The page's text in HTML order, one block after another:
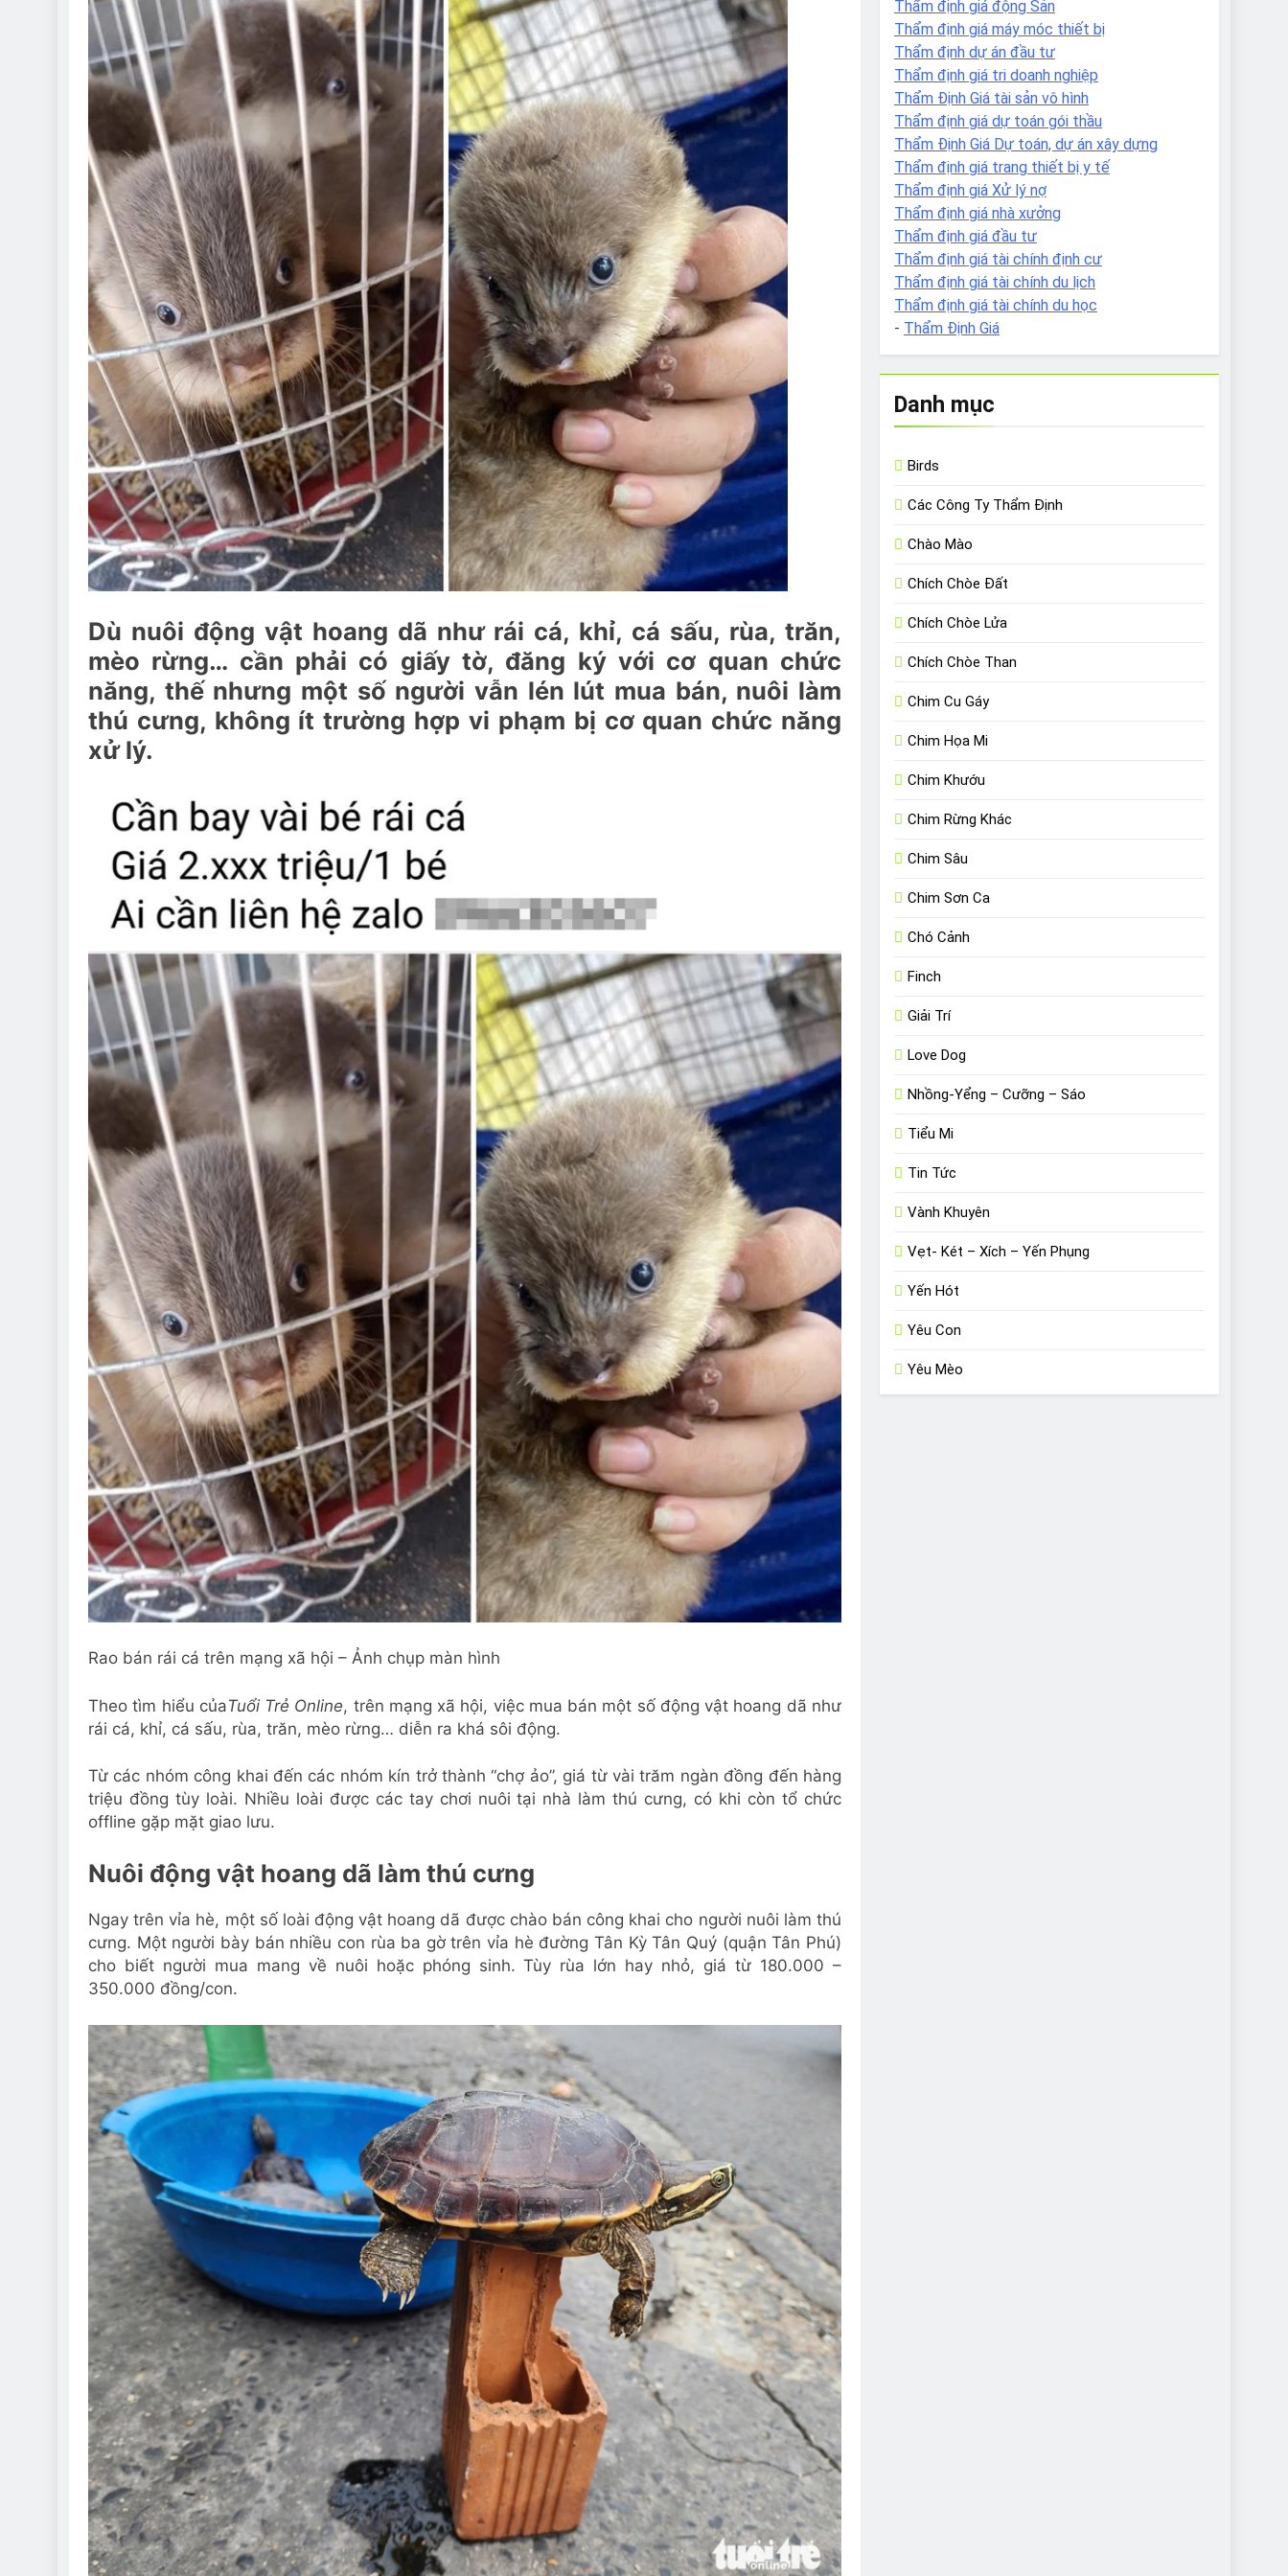
Dù nuôi động vật hoang dã như rái cá, khỉ, cá sấu, rùa, trăn,
mèo rừng… cần phải có giấy tờ, đăng ký với cơ quan chức
năng, thế nhưng một số người vẫn lén lút mua bán, nuôi làm
thú cưng, không ít trường hợp vi phạm bị cơ quan chức năng
xử lý.
Rao bán rái cá trên mạng xã hội – Ảnh chụp màn hình
Theo tìm hiểu củaTuổi Trẻ Online, trên mạng xã hội, việc mua bán một số động vật hoang dã như
rái cá, khỉ, cá sấu, rùa, trăn, mèo rừng… diễn ra khá sôi động.
Từ các nhóm công khai đến các nhóm kín trở thành “chợ ảo”, giá từ vài trăm ngàn đồng đến hàng
triệu đồng tùy loài. Nhiều loài được các tay chơi nuôi tại nhà làm thú cưng, có khi còn tổ chức
offline gặp mặt giao lưu.
Nuôi động vật hoang dã làm thú cưng
Ngay trên vỉa hè, một số loài động vật hoang dã được chào bán công khai cho người nuôi làm thú
cưng. Một người bày bán nhiều con rùa ba gờ trên vỉa hè đường Tân Kỳ Tân Quý (quận Tân Phú)
cho biết người mua mang về nuôi hoặc phóng sinh. Tùy rùa lớn hay nhỏ, giá từ 180.000 –
350.000 đồng/con.
Thẩm định giá động Sản
Thẩm định giá máy móc thiết bị
Thẩm định dự án đầu tư
Thẩm định giá tri doanh nghiệp
Thẩm Định Giá tài sản vô hình
Thẩm định giá dự toán gói thầu
Thẩm Định Giá Dự toán, dự án xây dựng
Thẩm định giá trang thiết bị y tế
Thẩm định giá Xử lý nợ
Thẩm định giá nhà xưởng
Thẩm định giá đầu tư
Thẩm định giá tài chính định cư
Thẩm định giá tài chính du lịch
Thẩm định giá tài chính du học
- Thẩm Định Giá
Danh mục
Birds
Các Công Ty Thẩm Định
Chào Mào
Chích Chòe Đất
Chích Chòe Lửa
Chích Chòe Than
Chim Cu Gáy
Chim Họa Mi
Chim Khướu
Chim Rừng Khác
Chim Sâu
Chim Sơn Ca
Chó Cảnh
Finch
Giải Trí
Love Dog
Nhồng-Yểng – Cưỡng – Sáo
Tiểu Mi
Tin Tức
Vành Khuyên
Vẹt- Két – Xích – Yến Phụng
Yến Hót
Yêu Con
Yêu Mèo